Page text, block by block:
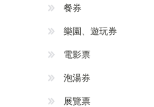
餐券
樂園、遊玩券
電影票
泡湯券
展覽票